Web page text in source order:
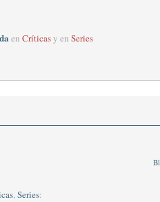
en Críticasy en Series
,Series: